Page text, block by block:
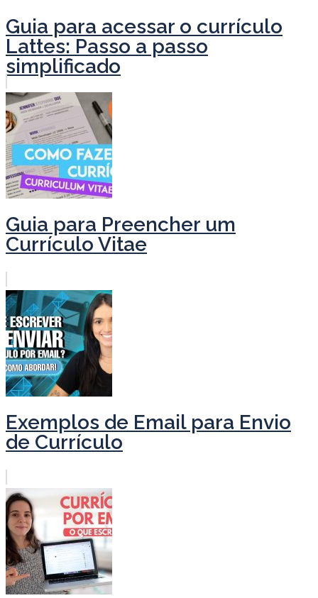
Guia para acessar o currículo
Lattes: Passo a passo
simplificado
Guia para Preencher um
Currículo Vitae
Exemplos de Email para Envio
de Currículo